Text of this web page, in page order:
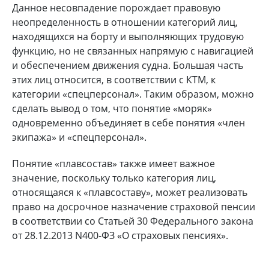
Данное несовпадение порождает правовую
неопределенность в отношении категорий лиц,
находящихся на борту и выполняющих трудовую
функцию, но не связанных напрямую с навигацией
и обеспечением движения судна. Большая часть
этих лиц относится, в соответствии с КТМ, к
категории «спецперсонал». Таким образом, можно
сделать вывод о том, что понятие «моряк»
одновременно объединяет в себе понятия «член
экипажа» и «спецперсонал».
Понятие «плавсостав» также имеет важное
значение, поскольку только категория лиц,
относящаяся к «плавсоставу», может реализовать
право на досрочное назначение страховой пенсии
в соответствии со Статьей 30 Федерального закона
от 28.12.2013 N400-ФЗ «О страховых пенсиях».